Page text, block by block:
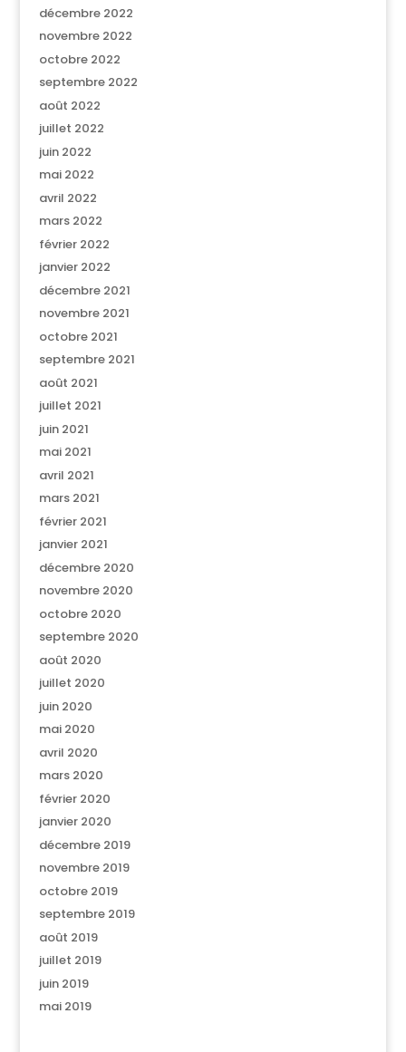
décembre 2022
novembre 2022
octobre 2022
septembre 2022
août 2022
juillet 2022
juin 2022
mai 2022
avril 2022
mars 2022
février 2022
janvier 2022
décembre 2021
novembre 2021
octobre 2021
septembre 2021
août 2021
juillet 2021
juin 2021
mai 2021
avril 2021
mars 2021
février 2021
janvier 2021
décembre 2020
novembre 2020
octobre 2020
septembre 2020
août 2020
juillet 2020
juin 2020
mai 2020
avril 2020
mars 2020
février 2020
janvier 2020
décembre 2019
novembre 2019
octobre 2019
septembre 2019
août 2019
juillet 2019
juin 2019
mai 2019